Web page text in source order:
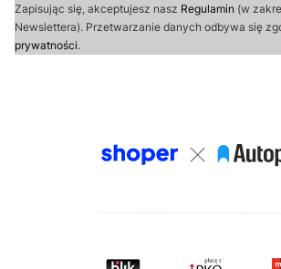
Zapisując się, akceptujesz nasz Regulamin (w
Newslettera). Przetwarzanie danych odbywa się
prywatności.